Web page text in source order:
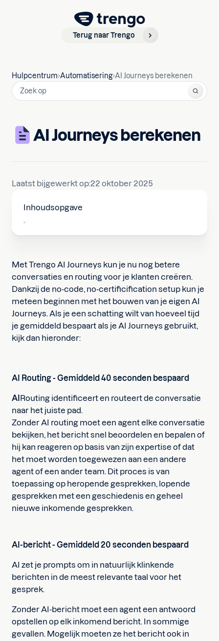
Terug naar Trengo
Hulpcentrum Automatisering AI Journeys berekenen
AI Journeys berekenen
Inhoudsopgave
Laatst bijgewerkt op:22 oktober 2025
Met Trengo AI Journeys kun je nu nog betere
conversaties en routing voor je klanten creëren.
Dankzij de no-code, no-certificification setup kun je
meteen beginnen met het bouwen van je eigen AI
Journeys. Als je een schatting wilt van hoeveel tijd
je gemiddeld bespaart als je AI Journeys gebruikt,
kijk dan hieronder:
AI Routing - Gemiddeld 40 seconden bespaard
‍AI Routing identificeert en routeert de conversatie
naar het juiste pad.
Zonder AI routing moet een agent elke conversatie
bekijken, het bericht snel beoordelen en bepalen of
hij kan reageren op basis van zijn expertise of dat
het moet worden toegewezen aan een andere
agent of een ander team. Dit proces is van
toepassing op heropende gesprekken, lopende
gesprekken met een geschiedenis en geheel
nieuwe inkomende gesprekken.
AI-bericht - Gemiddeld 20 seconden bespaard
AI zet je prompts om in natuurlijk klinkende
berichten in de meest relevante taal voor het
gesprek.
Zonder AI-bericht moet een agent een antwoord
opstellen op elk inkomend bericht. In sommige
gevallen. Mogelijk moeten ze het bericht ook in